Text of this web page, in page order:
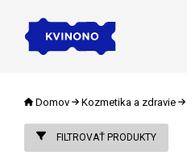
Domov Kozmetika a zdravie
FILTROVAŤ PRODUKTY